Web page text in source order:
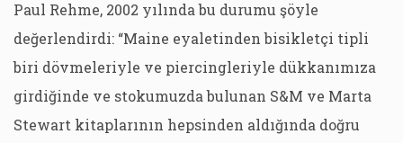
Paul Rehme, 2002 yılında bu durumu şöyle
değerlendirdi: “Maine eyaletinden bisikletçi tipli
biri dövmeleriyle ve piercingleriyle dükkanımıza
girdiğinde ve stokumuzda bulunan S&M ve Marta
Stewart kitaplarının hepsinden aldığında doğru